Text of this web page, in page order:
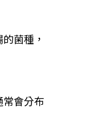
菌種，
常會分布